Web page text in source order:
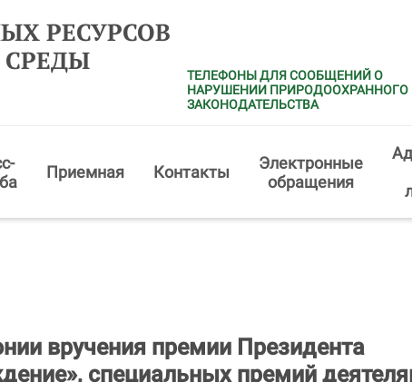
РЕСУРСОВ
ТЕЛЕФОНЫ ДЛЯ СООБЩЕНИЙ О
НАРУШЕНИИ ПРИРОДООХРАННОГО
ЗАКОНОДАТЕЛЬСТВА
Приемная Контакты
Электронные
обращения
вручения премии Президента
специальных премий